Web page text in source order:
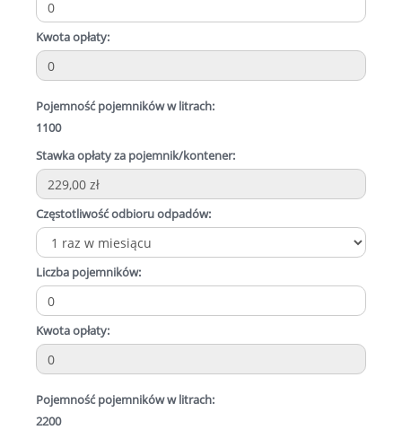
Kwota opłaty:
Pojemność pojemników w litrach:
1100
Stawka opłaty za pojemnik/kontener:
Częstotliwość odbioru odpadów:
Liczba pojemników:
Kwota opłaty:
Pojemność pojemników w litrach:
2200